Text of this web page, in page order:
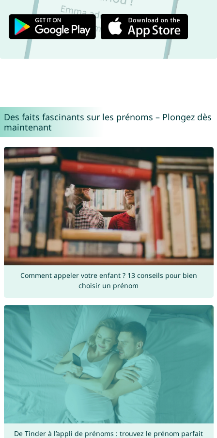
Des faits fascinants sur les prénoms – Plongez dès
maintenant
Comment appeler votre enfant ? 13 conseils pour bien
choisir un prénom
De Tinder à l’appli de prénoms : trouvez le prénom parfait